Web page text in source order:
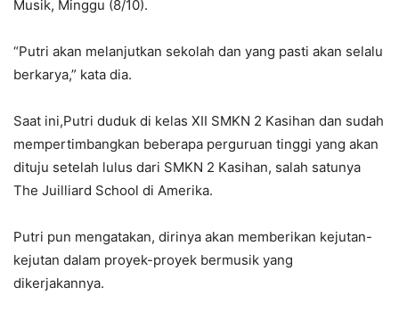
Musik, Minggu (8/10).
“Putri akan melanjutkan sekolah dan yang pasti akan selalu
berkarya,” kata dia.
Saat ini,Putri duduk di kelas XII SMKN 2 Kasihan dan sudah
mempertimbangkan beberapa perguruan tinggi yang akan
dituju setelah lulus dari SMKN 2 Kasihan, salah satunya
The Juilliard School di Amerika.
Putri pun mengatakan, dirinya akan memberikan kejutan-
kejutan dalam proyek-proyek bermusik yang
dikerjakannya.